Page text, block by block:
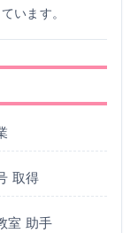
います。
取得
室 助手